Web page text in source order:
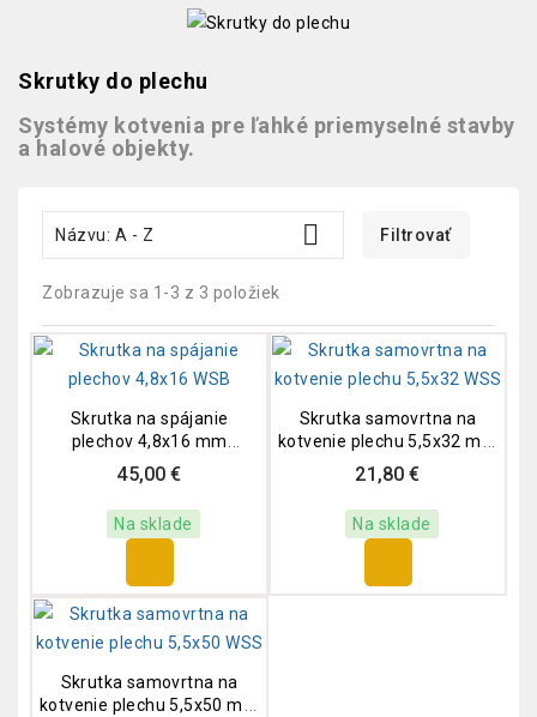
Skrutky do plechu
Systémy kotvenia pre ľahké priemyselné stavby
a halové objekty.
Názvu: A - Z  Filtrovať
Zobrazuje sa 1-3 z 3 položiek
Skrutka na spájanie
plechov 4,8x16 mm
(500ks) WSB
45,00 €
Na sklade
Skrutka samovrtna na
kotvenie plechu 5,5x32 mm
(250ks) WSS
21,80 €
Na sklade
Skrutka samovrtna na
kotvenie plechu 5,5x50 mm